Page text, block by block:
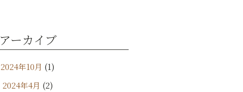
アーカイブ
2024年10月 (1)
2024年4月 (2)